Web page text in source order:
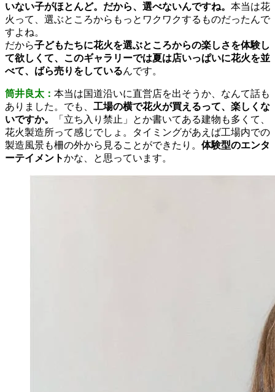
いない子がほとんど。だから、選べないんですね。 本当は花
火って、選ぶところからもっとワクワクするものだったんで
すよね。
だから子どもたちに花火を選ぶところからの楽しさを体験し
て欲しくて、このギャラリーでは夏は店いっぱいに花火を並
べて、ばら売りをしているんです。
筒井良太： 本当は国道沿いに直営店を出そうか、なんて話も
ありました。でも、 工場の横で花火が買えるって、楽しくな
いですか。
「立ち入り禁止」とか書いてある建物も多くて、
花火製造所って感じでしょ。タイミングがあえば工場内での
製造風景も柵の外から見ることができたり。 体験型のエンタ
ーテイメントかな、と思っています。